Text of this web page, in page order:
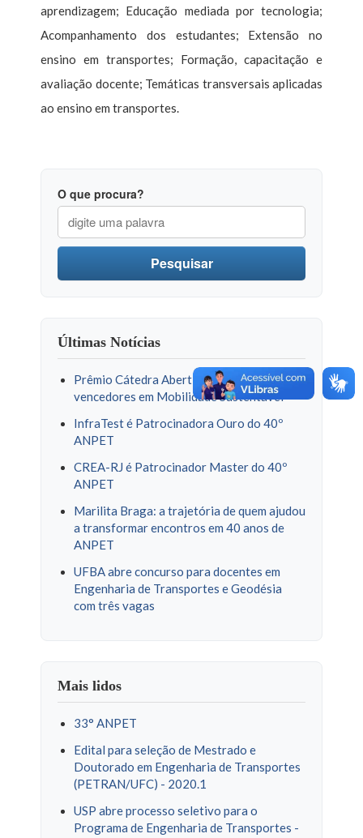
aprendizagem; Educação mediada por tecnologia;
Acompanhamento dos estudantes; Extensão no
ensino em transportes; Formação, capacitação e
avaliação docente; Temáticas transversais aplicadas
ao ensino em transportes.
O que procura?
Pesquisar
Últimas Notícias
Prêmio Cátedra Abertis divulga
vencedores em Mobilidade Sustentável
InfraTest é Patrocinadora Ouro do 40º
ANPET
CREA-RJ é Patrocinador Master do 40º
ANPET
Marilita Braga: a trajetória de quem ajudou
a transformar encontros em 40 anos de
ANPET
UFBA abre concurso para docentes em
Engenharia de Transportes e Geodésia
com três vagas
Mais lidos
33° ANPET
Edital para seleção de Mestrado e
Doutorado em Engenharia de Transportes
(PETRAN/UFC) - 2020.1
USP abre processo seletivo para o
Programa de Engenharia de Transportes -